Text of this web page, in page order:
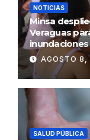
NOTICIAS
Minsa
Veraguas
inundaciones
AGOSTO
SALUD PÚBLICA